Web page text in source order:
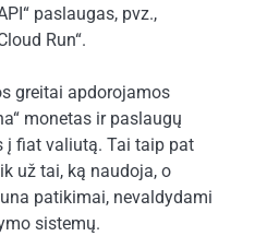
paslaugas, pvz.,
Run“.
greitai apdorojamos
monetas ir paslaugų
į fiat valiutą. Tai taip pat
už tai, ką naudoja, o
patikimai, nevaldydami
sistemų.